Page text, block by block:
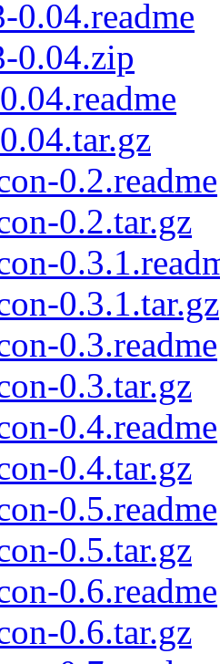
0.04.readme
0.04.zip
0.2.readme
0.2.tar.gz
0.3.1.tar.gz
0.3.readme
0.3.tar.gz
0.4.readme
0.4.tar.gz
0.5.readme
0.5.tar.gz
0.6.readme
0.6.tar.gz